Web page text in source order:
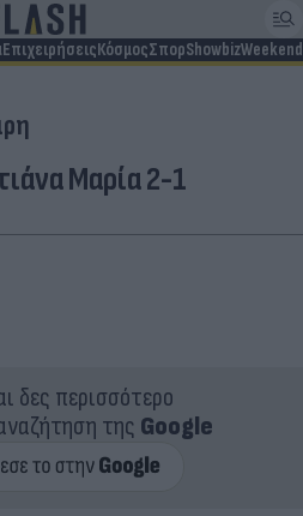
ΕπιχειρήσειςΚόσμοςΣπορShowbizWeekend
Μαρία 2-1
δες περισσότερο
της Google